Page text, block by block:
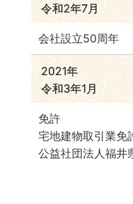
令和2年7月
会社設立50周年
2021年
令和3年1月
免許
宅地建物取引業免
公益社団法人福井